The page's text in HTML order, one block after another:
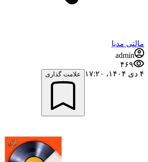
مالتی مدیا
admin
۴۶۹
۴ دی ۱۴۰۴،‏ ۱۷:۲۰
علامت گذاری